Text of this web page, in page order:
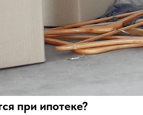
при ипотеке?